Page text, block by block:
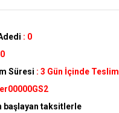
: 0
0
Süresi : 3 Gün İçinde Teslim
başlayan taksitlerle